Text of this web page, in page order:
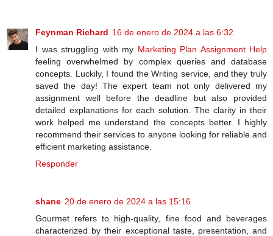
Feynman Richard 16 de enero de 2024 a las 6:32
I was struggling with my Marketing Plan Assignment Help
feeling overwhelmed by complex queries and database
concepts. Luckily, I found the Writing service, and they truly
saved the day! The expert team not only delivered my
assignment well before the deadline but also provided
detailed explanations for each solution. The clarity in their
work helped me understand the concepts better. I highly
recommend their services to anyone looking for reliable and
efficient marketing assistance.
Responder
shane 20 de enero de 2024 a las 15:16
Gourmet refers to high-quality, fine food and beverages
characterized by their exceptional taste, presentation, and